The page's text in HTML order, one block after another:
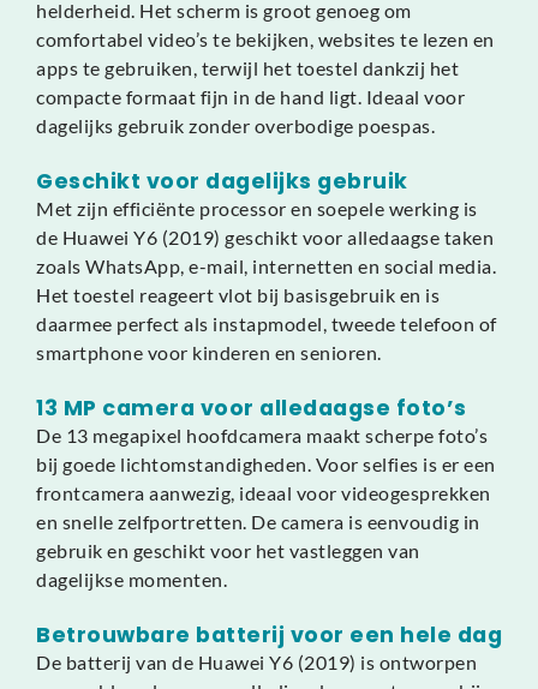
helderheid. Het scherm is groot genoeg om
comfortabel video’s te bekijken, websites te lezen en
apps te gebruiken, terwijl het toestel dankzij het
compacte formaat fijn in de hand ligt. Ideaal voor
dagelijks gebruik zonder overbodige poespas.
Geschikt voor dagelijks gebruik
Met zijn efficiënte processor en soepele werking is
de Huawei Y6 (2019) geschikt voor alledaagse taken
zoals WhatsApp, e-mail, internetten en social media.
Het toestel reageert vlot bij basisgebruik en is
daarmee perfect als instapmodel, tweede telefoon of
smartphone voor kinderen en senioren.
13 MP camera voor alledaagse foto’s
De 13 megapixel hoofdcamera maakt scherpe foto’s
bij goede lichtomstandigheden. Voor selfies is er een
frontcamera aanwezig, ideaal voor videogesprekken
en snelle zelfportretten. De camera is eenvoudig in
gebruik en geschikt voor het vastleggen van
dagelijkse momenten.
Betrouwbare batterij voor een hele dag
De batterij van de Huawei Y6 (2019) is ontworpen